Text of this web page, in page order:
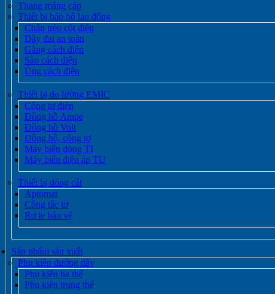
Thang máng cáp
Thiết bị bảo hộ lao động
Chân trèo cột điện
Dây đai an toàn
Găng cách điện
Sào cách điện
Ủng cách điện
Thiết bị đo lường EMIC
Công tơ điện
Đồng hồ Ampe
Đồng hồ Volt
Đồng hồ, công tơ
Máy biến dòng TI
Máy biến điện áp TU
Thiết bị đóng cắt
Aptomat
Công tắc tơ
Rơ le bảo vệ
Sản phẩm sản xuất
Phụ kiện đường dây
Phụ kiện hạ thế
Phụ kiện trung thế